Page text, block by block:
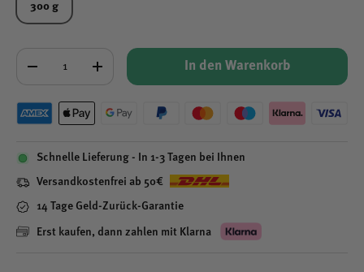
300 g
+ In den Warenkorb
Schnelle Lieferung - In 1-3 Tagen bei Ihnen
Versandkostenfrei ab 50€
14 Tage Geld-Zurück-Garantie
Erst kaufen, dann zahlen mit Klarna